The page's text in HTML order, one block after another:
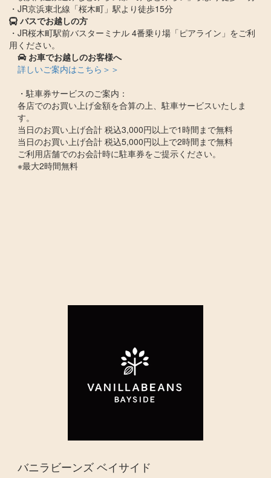
・JR京浜東北線「桜木町」駅より徒歩15分
バスでお越しの方
・JR桜木町駅前バスターミナル 4番乗り場「ピアライン」をご利
用ください。​​​​​​
お車でお越しのお客様へ
詳しいご案内はこちら＞＞
・駐車券サービスのご案内：
各店でのお買い上げ金額を合算の上、駐車サービスいたしま
す。
当日のお買い上げ合計 税込3,000円以上で1時間まで無料
当日のお買い上げ合計 税込5,000円以上で2時間まで無料
ご利用店舗でのお会計時に駐車券をご提示ください。
※最大2時間無料
バニラビーンズ ベイサイド